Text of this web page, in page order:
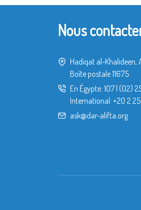
Nous
Hadiqat al-Khalideen,
Boîte postale 11675
En Égypte: 107 (02)
International: +20 2
ask@dar-alifta.org